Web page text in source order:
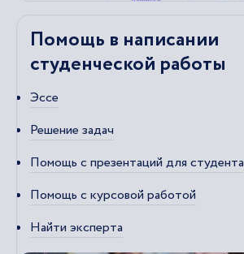
Помощь в написании
студенческой работы
Эссе
Решение задач
Помощь с презентаций для студента
Помощь с курсовой работой
Найти эксперта